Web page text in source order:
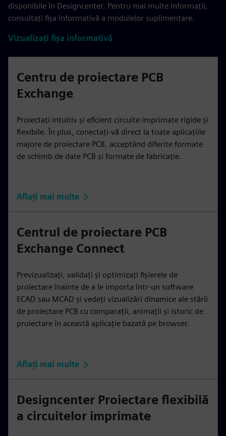
disponibile în Designcenter. Pentru mai multe informații,
consultați fișa informativă a modulelor suplimentare.
Vizualizați fișa informativă
Centru de proiectare PCB
Exchange
Proiectați intuitiv și eficient circuite imprimate rigide și
flexibile. În plus, conectați-vă direct la toate aplicațiile
majore de proiectare PCB, acceptând diferite formate
de schimb de date PCB și formate de fabricație.
Aflați mai multe
Centrul de proiectare PCB
Exchange Connect
Previzualizați, validați și optimizați fișierele de
proiectare înainte de a le importa într-un software
ECAD sau MCAD și vedeți vizualizări dinamice ale stării
de proiectare PCB cu comparații, animații și istoric de
proiectare în această aplicație bazată pe browser.
Aflați mai multe
Designcenter Proiectare flexibilă
a circuitelor imprimate